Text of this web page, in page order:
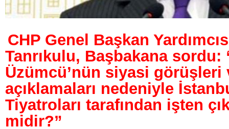
CHP Genel Başkan
Tanrıkulu, Başbakana sordu:
Üzümcü’nün siyasi görüşleri
açıklamaları nedeniyle
Tiyatroları tarafından işten
midir?”